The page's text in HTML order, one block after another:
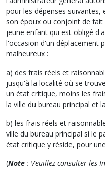
pour les dépenses
son époux ou conjoint de
jeune enfant qui est obligé
l'occasion d'un déplacement
malheureux :
a) des frais réels et
jusqu'à la localité où se
un état critique, moins les
la ville du bureau principal et
b) les frais réels et
ville du bureau principal si le
état critique y réside, pour
(Note : Veuillez consulter les